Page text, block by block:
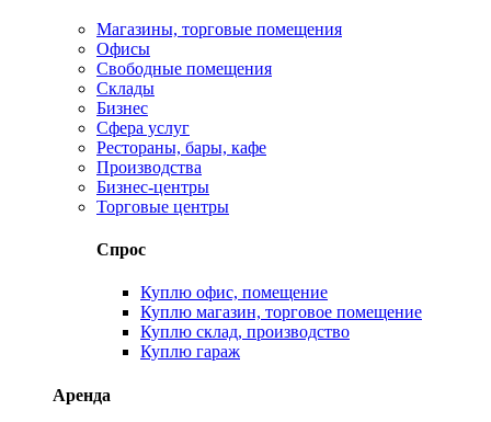
Магазины, торговые помещения
Офисы
Свободные помещения
Склады
Бизнес
Сфера услуг
Рестораны, бары, кафе
Производства
Бизнес-центры
Торговые центры
Спрос
Куплю офис, помещение
Куплю магазин, торговое помещение
Куплю склад, производство
Куплю гараж
Аренда